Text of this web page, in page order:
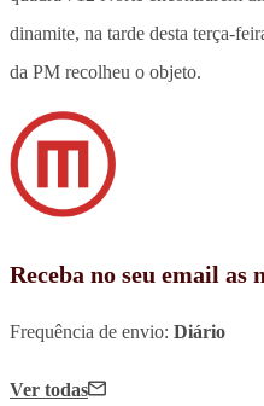
dinamite, na tarde desta terça-
da PM recolheu o objeto.
Receba no seu email
Frequência de envio: Diário
Ver todas